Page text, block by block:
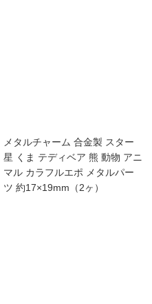
メタルチャーム 合金製 スター
星 くま テディベア 熊 動物 アニ
マル カラフルエポ メタルパー
ツ 約17×19mm（2ヶ）